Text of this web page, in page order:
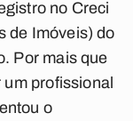
no Creci
de Imóveis) do
Por mais que
profissional
o